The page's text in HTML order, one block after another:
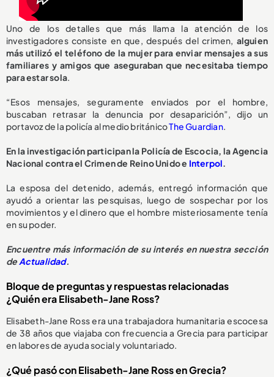
Uno de los detalles que más llama la atención de los
investigadores consiste en que, después del crimen, alguien
más utilizó el teléfono de la mujer para enviar mensajes a sus
familiares y amigos que aseguraban que necesitaba tiempo
para estar sola.
“Esos mensajes, seguramente enviados por el hombre,
buscaban retrasar la denuncia por desaparición”, dijo un
portavoz de la policía al medio británicoThe Guardian.
En la investigación participan la Policía de Escocia, la Agencia
Nacional contra el Crimen de Reino Unido e Interpol.
La esposa del detenido, además, entregó información que
ayudó a orientar las pesquisas, luego de sospechar por los
movimientos y el dinero que el hombre misteriosamente tenía
en su poder.
Encuentre más información de su interés en nuestra sección
deActualidad.
Bloque de preguntas y respuestas relacionadas
¿Quién era Elisabeth-Jane Ross?
Elisabeth-Jane Ross era una trabajadora humanitaria escocesa
de 38 años que viajaba con frecuencia a Grecia para participar
en labores de ayuda social y voluntariado.
¿Qué pasó con Elisabeth-Jane Ross en Grecia?